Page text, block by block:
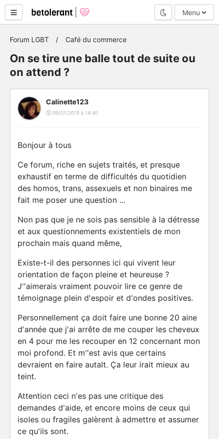
Mode nuit
Menu
Forum LGBT Café du commerce
On se tire une balle tout de suite ou
on attend ?
Calinette123
09/07/2019 à 14:40
Bonjour à tous
Ce forum, riche en sujets traités, et presque
exhaustif en terme de difficultés du quotidien
des homos, trans, assexuels et non binaires me
fait me poser une question ...
Non pas que je ne sois pas sensible à la détresse
et aux questionnements existentiels de mon
prochain mais quand même,
Existe-t-il des personnes ici qui vivent leur
orientation de façon pleine et heureuse ?
J''aimerais vraiment pouvoir lire ce genre de
témoignage plein d'espoir et d'ondes positives.
Personnellement ça doit faire une bonne 20 aine
d'année que j'ai arrête de me couper les cheveux
en 4 pour me les recouper en 12 concernant mon
moi profond. Et m''est avis que certains
devraient en faire autalt. Ça leur irait mieux au
teint.
Attention ceci n'es pas une critique des
demandes d'aide, et encore moins de ceux qui
isoles ou fragiles galèrent à admettre et assumer
ce qu'ils sont.